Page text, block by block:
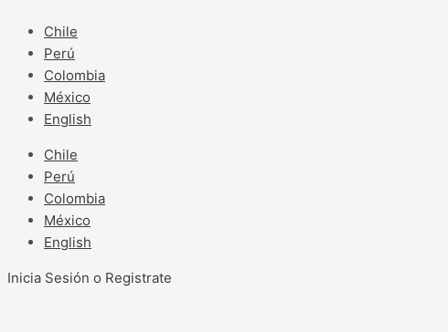
contenido
Chile
Perú
Colombia
México
English
Chile
Perú
Colombia
México
English
Inicia Sesión o Registrate